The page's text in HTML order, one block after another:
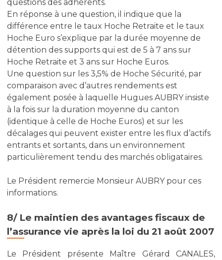
questions des adhérents.
En réponse à une question, il indique que la
différence entre le taux Hoche Retraite et le taux
Hoche Euro s’explique par la durée moyenne de
détention des supports qui est de 5 à 7 ans sur
Hoche Retraite et 3 ans sur Hoche Euros.
Une question sur les 3,5% de Hoche Sécurité, par
comparaison avec d’autres rendements est
également posée à laquelle Hugues AUBRY insiste
à la fois sur la duration moyenne du canton
(identique à celle de Hoche Euros) et sur les
décalages qui peuvent exister entre les flux d’actifs
entrants et sortants, dans un environnement
particulièrement tendu des marchés obligataires.
Le Président remercie Monsieur AUBRY pour ces
informations.
8/ Le maintien des avantages fiscaux de
l’assurance vie après la loi du 21 août 2007
Le Président présente Maître Gérard CANALES,